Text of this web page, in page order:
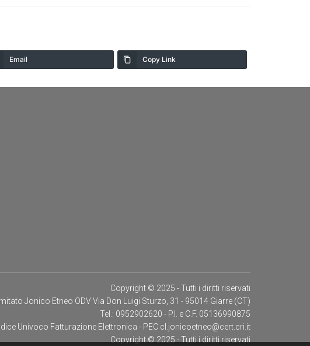
Email Copy Link
Copyright © 2025 - Tutti i diritti riservati
Jonico Etneo ODV Via Don Luigi Sturzo, 31 - 95014 Giarre (CT)
Tel.: 0952902620 - P.I. e C.F. 05136990875
Univoco Fatturazione Elettronica - PEC cl.jonicoetneo@cert.cri.it
Copyright © 2025 - Tutti i diritti riservati